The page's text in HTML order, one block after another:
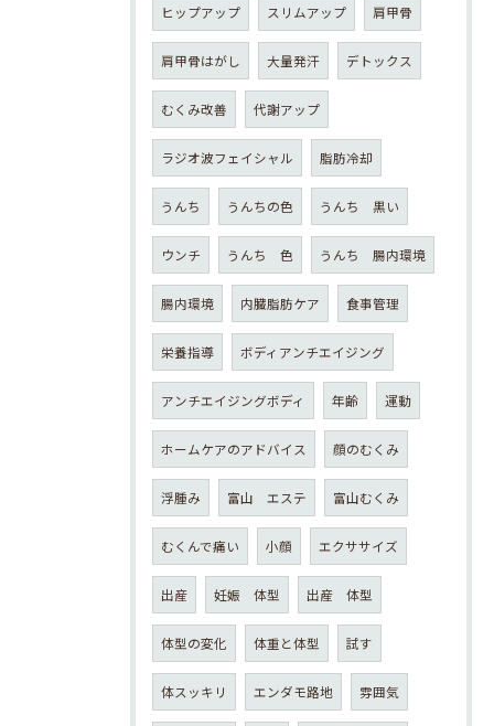
ヒップアップ スリムアップ 肩甲骨
肩甲骨はがし 大量発汗 デトックス
むくみ改善 代謝アップ
ラジオ波フェイシャル 脂肪冷却
うんち うんちの色 うんち 黒い
ウンチ うんち 色 うんち 腸内環境
腸内環境 内臓脂肪ケア 食事管理
栄養指導 ボディアンチエイジング
アンチエイジングボディ 年齢 運動
ホームケアのアドバイス 顔のむくみ
浮腫み 富山 エステ 富山むくみ
むくんで痛い 小顔 エクササイズ
出産 妊娠 体型 出産 体型
体型の変化 体重と体型 試す
体スッキリ エンダモ路地 雰囲気